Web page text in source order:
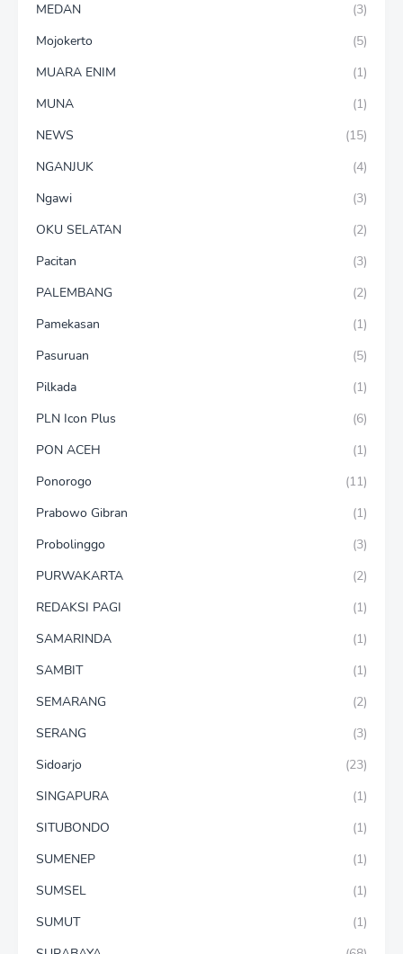
MEDAN
(3)
Mojokerto
(5)
MUARA ENIM
(1)
MUNA
(1)
NEWS
(15)
NGANJUK
(4)
Ngawi
(3)
OKU SELATAN
(2)
Pacitan
(3)
PALEMBANG
(2)
Pamekasan
(1)
Pasuruan
(5)
Pilkada
(1)
PLN Icon Plus
(6)
PON ACEH
(1)
Ponorogo
(11)
Prabowo Gibran
(1)
Probolinggo
(3)
PURWAKARTA
(2)
REDAKSI PAGI
(1)
SAMARINDA
(1)
SAMBIT
(1)
SEMARANG
(2)
SERANG
(3)
Sidoarjo
(23)
SINGAPURA
(1)
SITUBONDO
(1)
SUMENEP
(1)
SUMSEL
(1)
SUMUT
(1)